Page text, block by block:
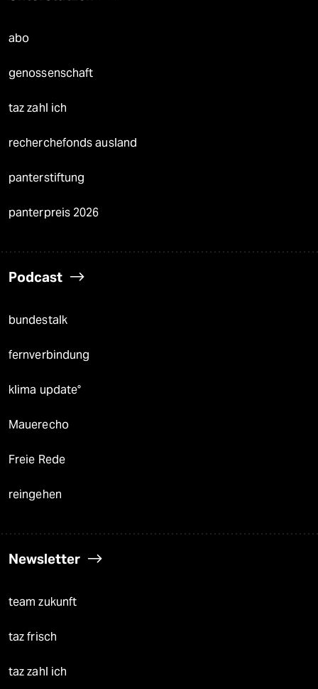
abo
genossenschaft
taz zahl ich
recherchefonds ausland
panterstiftung
panterpreis 2026
Podcast
bundestalk
fernverbindung
klima update°
Mauerecho
Freie Rede
reingehen
Newsletter
team zukunft
taz frisch
taz zahl ich